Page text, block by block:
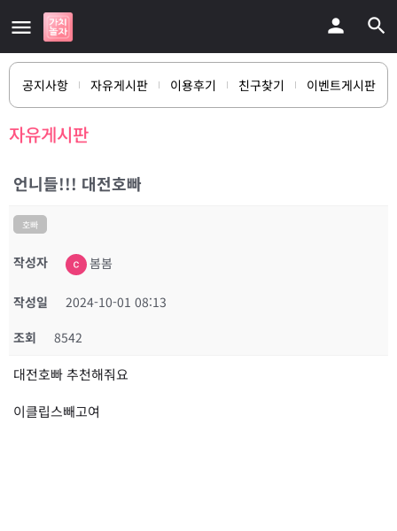
공지사항 자유게시판 이용후기 친구찾기 이벤트게시판
자유게시판
언니들!!! 대전호빠
호빠
작성자 봄봄
작성일
2024-10-01 08:13
조회
8542
대전호빠 추천해줘요
이클립스빼고여